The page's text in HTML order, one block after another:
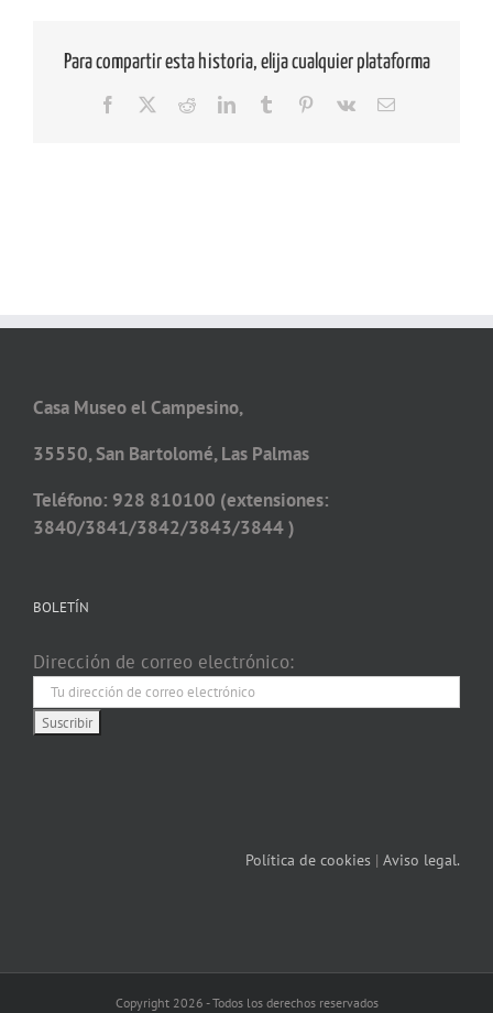
Para compartir esta historia, elija cualquier plataforma
Facebook RedditLinkedInTumblr Pinterest
Vk
Correo
Casa Museo el Campesino,
35550, San Bartolomé, Las Palmas
Teléfono: 928 810100 (extensiones:
3840/3841/3842/3843/3844 )
BOLETÍN
Dirección de correo electrónico:
Política de cookies | Aviso legal.
Copyright 2026 - Todos los derechos reservados